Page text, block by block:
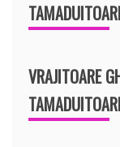
VRAJITOARE